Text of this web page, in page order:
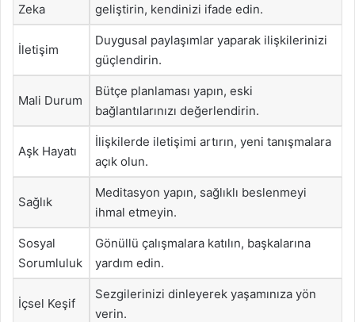
Zeka
geliştirin, kendinizi ifade edin.
İletişim
Duygusal paylaşımlar yaparak ilişkilerinizi
güçlendirin.
Mali Durum
Bütçe planlaması yapın, eski
bağlantılarınızı değerlendirin.
Aşk Hayatı
İlişkilerde iletişimi artırın, yeni tanışmalara
açık olun.
Sağlık
Meditasyon yapın, sağlıklı beslenmeyi
ihmal etmeyin.
Sosyal
Sorumluluk
Gönüllü çalışmalara katılın, başkalarına
yardım edin.
İçsel Keşif
Sezgilerinizi dinleyerek yaşamınıza yön
verin.